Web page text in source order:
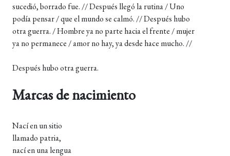
sucedió, borrado fue. // Después llegó la rutina / Uno
podía pensar / que el mundo se calmó. // Después hubo
otra guerra. / Hombre ya no parte hacia el frente / mujer
ya no permanece / amor no hay, ya desde hace mucho. //
Después hubo otra guerra.
Marcas de nacimiento
Nací en un sitio
llamado patria,
nací en una lengua